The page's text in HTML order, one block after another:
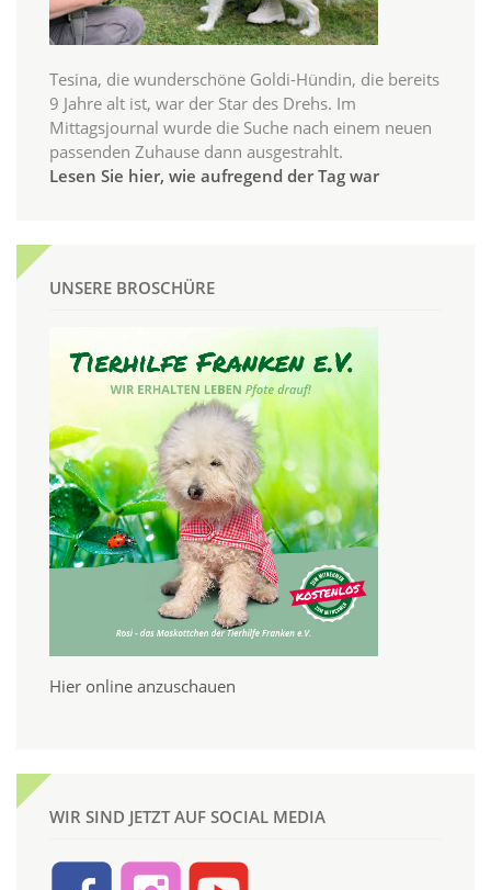
Tesina, die wunderschöne Goldi-Hündin, die bereits
9 Jahre alt ist, war der Star des Drehs. Im
Mittagsjournal wurde die Suche nach einem neuen
passenden Zuhause dann ausgestrahlt.
Lesen Sie hier, wie aufregend der Tag war
UNSERE BROSCHÜRE
Hier online anzuschauen
WIR SIND JETZT AUF SOCIAL MEDIA